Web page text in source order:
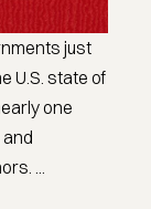
just
U.S. state of
one
...